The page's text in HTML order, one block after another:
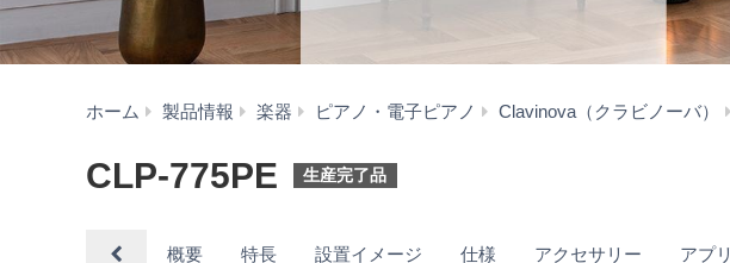
ホーム 製品情報 楽器 ピアノ・電子ピアノ Clavinova（クラビノーバ）
CLP-775PE 生産完了品
概要 特長 設置イメージ 仕様 アクセサリー アプリ